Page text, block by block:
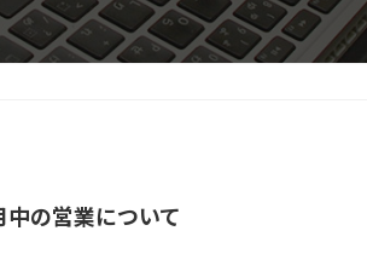
の営業について